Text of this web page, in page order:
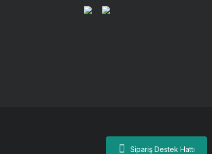
Sipariş Destek Hattı